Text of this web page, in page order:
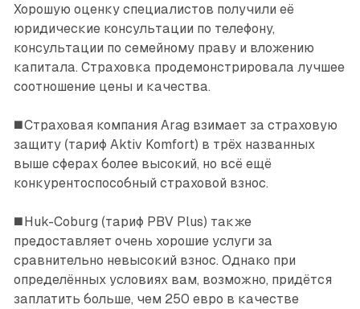
Хорошую оценку специалистов получили её
юридические консультации по телефону,
консультации по семейному праву и вложению
капитала. Страховка продемонстрировала лучшее
соотношение цены и качества.
◼️ Страховая компания Arag взимает за страховую
защиту (тариф Aktiv Komfort) в трёх названных
выше сферах более высокий, но всё ещё
конкурентоспособный страховой взнос.
◼️ Huk-Coburg (тариф PBV Plus) также
предоставляет очень хорошие услуги за
сравнительно невысокий взнос. Однако при
определённых условиях вам, возможно, придётся
заплатить больше, чем 250 евро в качестве